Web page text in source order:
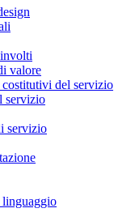
valore
del servizio
servizio
servizio
linguaggio